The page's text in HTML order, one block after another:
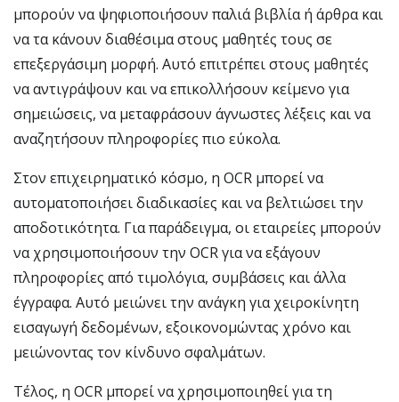
μπορούν να ψηφιοποιήσουν παλιά βιβλία ή άρθρα και
να τα κάνουν διαθέσιμα στους μαθητές τους σε
επεξεργάσιμη μορφή. Αυτό επιτρέπει στους μαθητές
να αντιγράψουν και να επικολλήσουν κείμενο για
σημειώσεις, να μεταφράσουν άγνωστες λέξεις και να
αναζητήσουν πληροφορίες πιο εύκολα.
Στον επιχειρηματικό κόσμο, η OCR μπορεί να
αυτοματοποιήσει διαδικασίες και να βελτιώσει την
αποδοτικότητα. Για παράδειγμα, οι εταιρείες μπορούν
να χρησιμοποιήσουν την OCR για να εξάγουν
πληροφορίες από τιμολόγια, συμβάσεις και άλλα
έγγραφα. Αυτό μειώνει την ανάγκη για χειροκίνητη
εισαγωγή δεδομένων, εξοικονομώντας χρόνο και
μειώνοντας τον κίνδυνο σφαλμάτων.
Τέλος, η OCR μπορεί να χρησιμοποιηθεί για τη